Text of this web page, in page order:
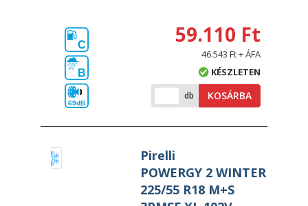
C
B
69dB
59.110 Ft
46.543 Ft + ÁFA
KÉSZLETEN
db KOSÁRBA
Pirelli
POWERGY 2 WINTER
225/55 R18 M+S